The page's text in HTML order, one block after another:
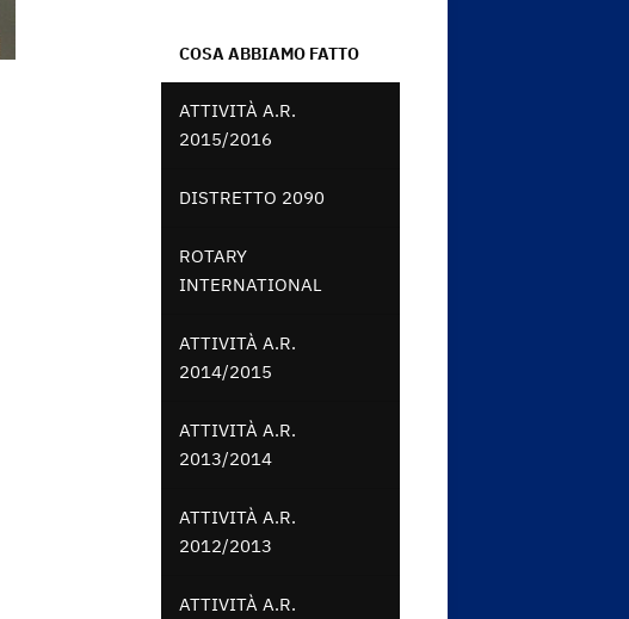
COSA ABBIAMO FATTO
ATTIVITÀ A.R.
2015/2016
DISTRETTO 2090
ROTARY
INTERNATIONAL
ATTIVITÀ A.R.
2014/2015
ATTIVITÀ A.R.
2013/2014
ATTIVITÀ A.R.
2012/2013
ATTIVITÀ A.R.